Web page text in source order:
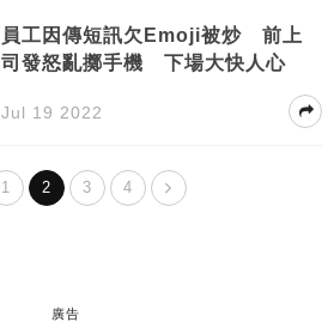
員工因傳短訊欠Emoji被炒 前上
司發怒亂擲手機 下場大快人心
Jul 19 2022
1 2 3 4
廣告